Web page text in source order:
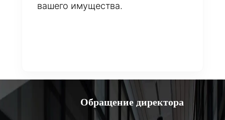
вашего имущества.
Обращение директора